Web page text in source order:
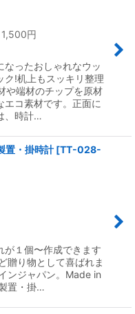
1,500円
なったおしゃれなウッ
ク!机上もスッキリ整理
や端材のチップを原材
エコ素材です。正面に
、時計…
置・掛時計 [TT-028-
が１個〜作成できます
贈り物として喜ばれま
ンジャパン。Made in
置・掛…